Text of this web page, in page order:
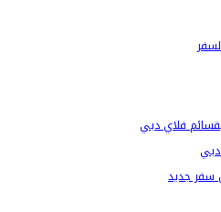
فلاي دبي